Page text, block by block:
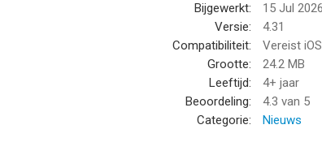
Bijgewerkt:
15 Jul 2026
Versie:
4.31
Compatibiliteit:
Vereist
Grootte:
24.2 MB
Leeftijd:
4+ jaar
Beoordeling:
4.3 van 5
Categorie:
Nieuws